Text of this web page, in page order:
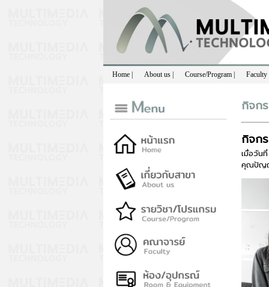
Home | About us | Course/Program | Faculty
กิจก
กิจก
เมื่อวัน
คุณปัญญ